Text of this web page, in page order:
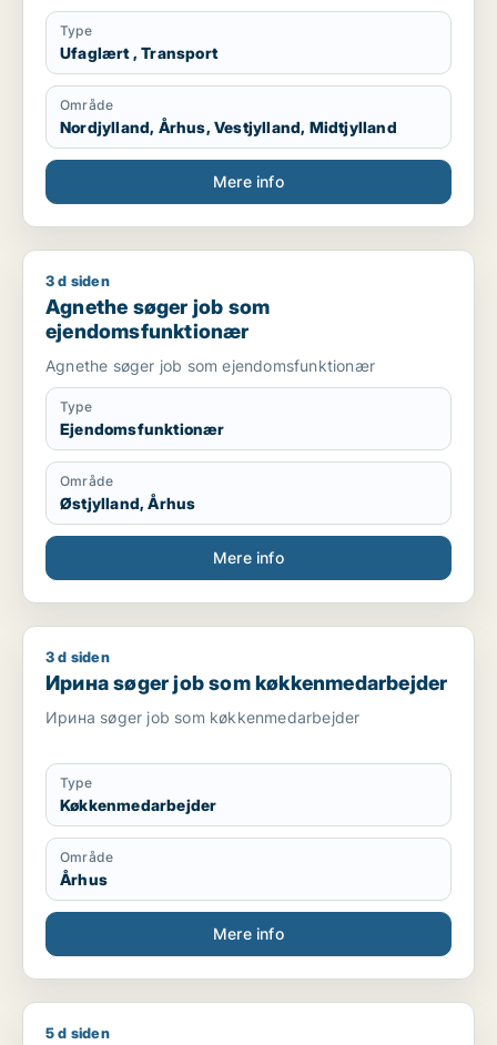
Type
Ufaglært , Transport
Område
Nordjylland, Århus, Vestjylland, Midtjylland
Mere info
Agnethe søger job som ejendomsfunktionær
3 d siden
Agnethe søger job som
ejendomsfunktionær
Agnethe søger job som ejendomsfunktionær
Type
Ejendomsfunktionær
Område
Østjylland, Århus
Mere info
Ирина søger job som køkkenmedarbejder
3 d siden
Ирина søger job som køkkenmedarbejder
Ирина søger job som køkkenmedarbejder
Type
Køkkenmedarbejder
Område
Århus
Mere info
Markus søger job som tjener / køkkenmedarbejder /
5 d siden